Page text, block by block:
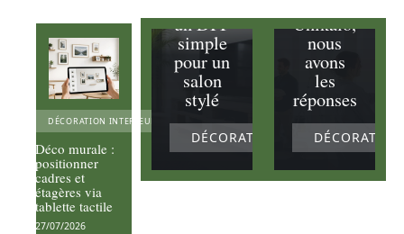
DÉCORATION INTERIEURE
Déco murale :
positionner
cadres et
étagères via
tablette tactile
27/07/2026
un DIY
simple
pour un
salon
stylé
DÉCORATION INTERIEURE
Unikalo,
nous
avons
les
réponses